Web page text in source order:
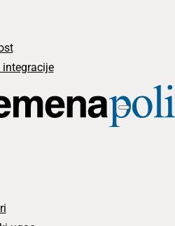
integracije